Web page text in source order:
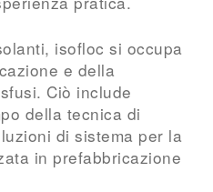
isofloc si occupa
e della
Ciò include
della tecnica di
di sistema per la
in prefabbricazione